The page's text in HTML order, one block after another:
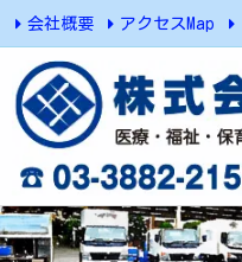
会社概要 アクセスMap
足立市場HP お問い合わせ